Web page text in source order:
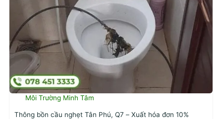
Môi Trường Minh Tâm
Thông bồn cầu nghẹt Tân Phú, Q7 – Xuất hóa đơn 10%